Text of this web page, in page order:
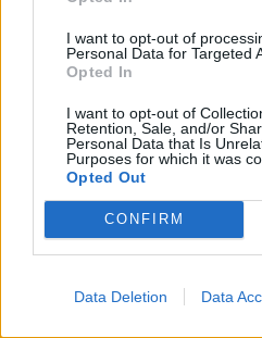
I want to opt-out of
Personal Data for Targeted
Opted In
I want to opt-out of
Retention, Sale, and/or
Personal Data that Is
Purposes for which it was
Opted Out
CONFIRM
Data Deletion Data
AZIENDE E MERCATI
Davide Sechi
Lenush Saf costruisce un
impresa e musica